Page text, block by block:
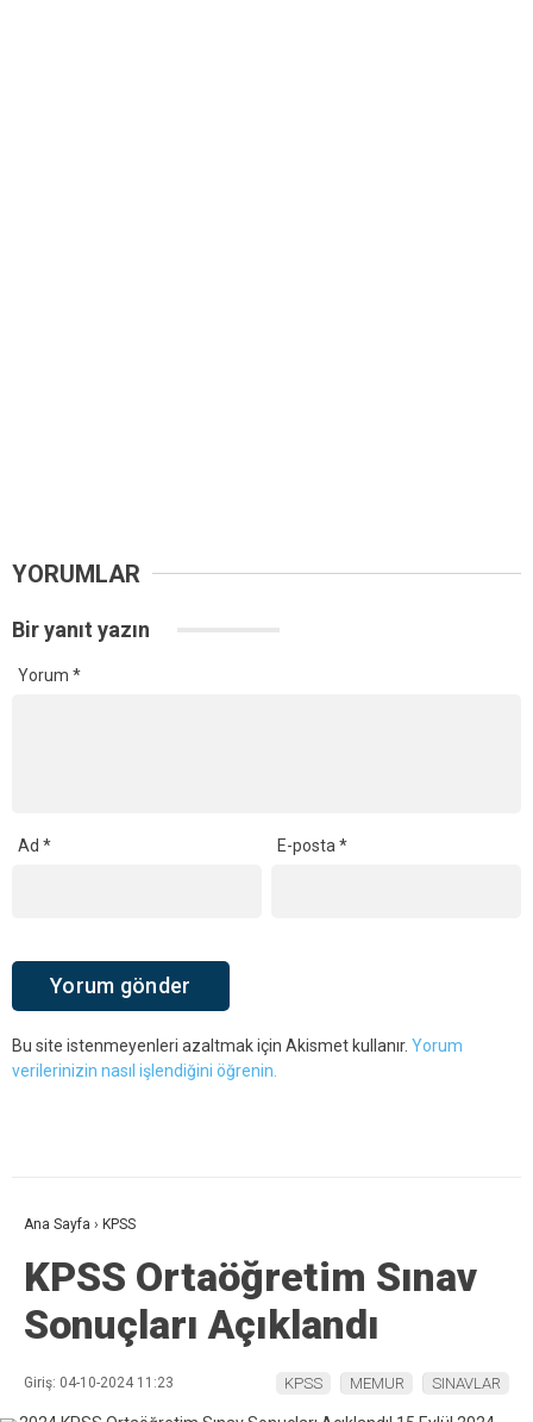
YORUMLAR
Bir yanıt yazın
Yorum *
Ad * E-posta*
Bu site istenmeyenleri azaltmak için Akismet kullanır. Yorum
verilerinizin nasıl işlendiğini öğrenin.
Ana Sayfa › KPSS
KPSS Ortaöğretim Sınav
Sonuçları Açıklandı
Giriş: 04-10-2024 11:23 KPSS MEMUR SINAVLAR